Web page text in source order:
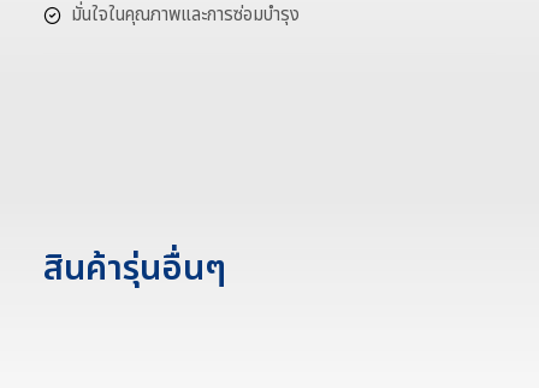
มั่นใจในคุณภาพและการซ่อมบำรุง
สินค้ารุ่นอื่นๆ